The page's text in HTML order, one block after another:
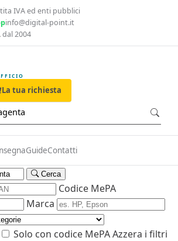
IVA ed enti pubblici
info@digital-point.it
dal 2004
La tua richiesta
GuideContatti
Cerca
Codice MePA
Marca
Solo con codice MePAAzzera i filtri